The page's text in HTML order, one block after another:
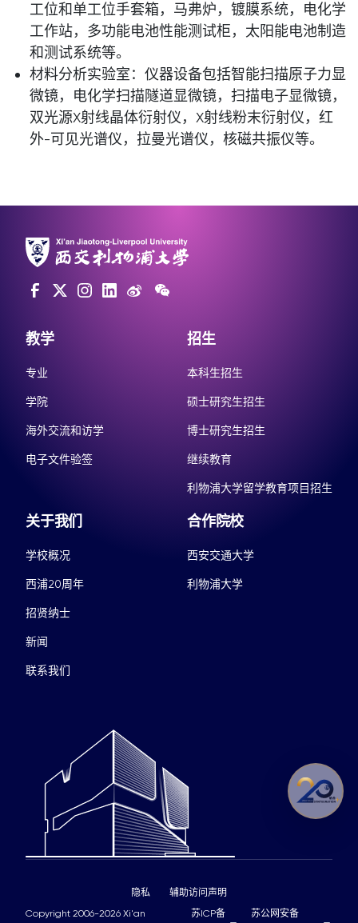
工位和单工位手套箱，马弗炉，镀膜系统，电化学
工作站，多功能电池性能测试柜，太阳能电池制造
和测试系统等。
材料分析实验室：仪器设备包括智能扫描原子力显
微镜，电化学扫描隧道显微镜，扫描电子显微镜，
双光源X射线晶体衍射仪，X射线粉末衍射仪，红
外-可见光谱仪，拉曼光谱仪，核磁共振仪等。
教学
专业
学院
海外交流和访学
电子文件验签
招生
本科生招生
硕士研究生招生
博士研究生招生
继续教育
利物浦大学留学教育项目招生
关于我们
学校概况
西浦20周年
招贤纳士
新闻
联系我们
合作院校
西安交通大学
利物浦大学
Copyright 2006-2026 Xi'an
苏ICP备
苏公网安备
隐私 辅助访问声明